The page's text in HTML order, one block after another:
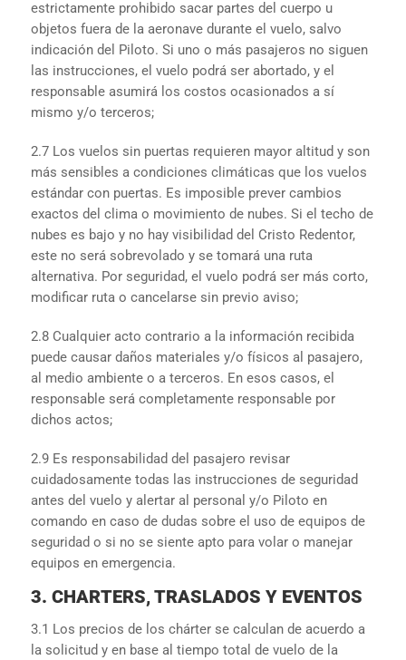
estrictamente prohibido sacar partes del cuerpo u
objetos fuera de la aeronave durante el vuelo, salvo
indicación del Piloto. Si uno o más pasajeros no siguen
las instrucciones, el vuelo podrá ser abortado, y el
responsable asumirá los costos ocasionados a sí
mismo y/o terceros;
2.7 Los vuelos sin puertas requieren mayor altitud y son
más sensibles a condiciones climáticas que los vuelos
estándar con puertas. Es imposible prever cambios
exactos del clima o movimiento de nubes. Si el techo de
nubes es bajo y no hay visibilidad del Cristo Redentor,
este no será sobrevolado y se tomará una ruta
alternativa. Por seguridad, el vuelo podrá ser más corto,
modificar ruta o cancelarse sin previo aviso;
2.8 Cualquier acto contrario a la información recibida
puede causar daños materiales y/o físicos al pasajero,
al medio ambiente o a terceros. En esos casos, el
responsable será completamente responsable por
dichos actos;
2.9 Es responsabilidad del pasajero revisar
cuidadosamente todas las instrucciones de seguridad
antes del vuelo y alertar al personal y/o Piloto en
comando en caso de dudas sobre el uso de equipos de
seguridad o si no se siente apto para volar o manejar
equipos en emergencia.
3. CHARTERS, TRASLADOS Y EVENTOS
3.1 Los precios de los chárter se calculan de acuerdo a
la solicitud y en base al tiempo total de vuelo de la